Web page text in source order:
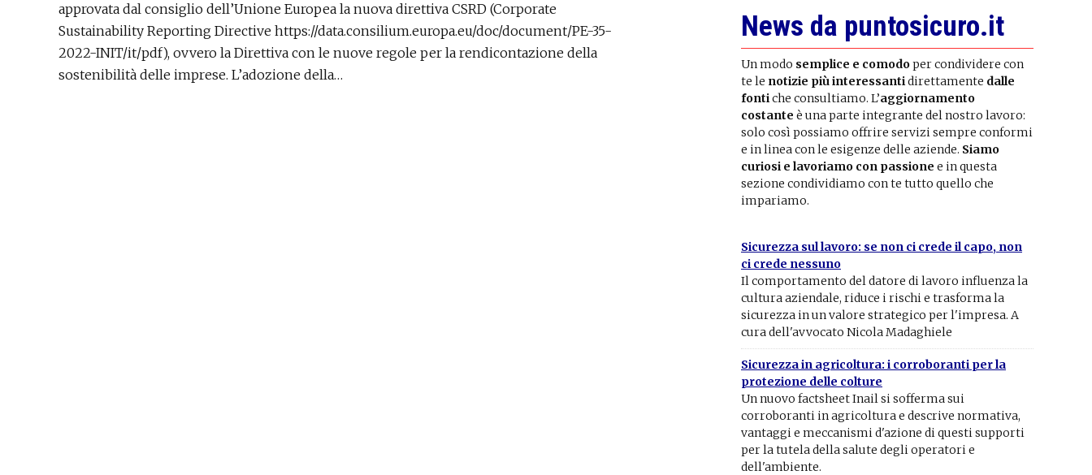
approvata dal consiglio dell’Unione Europea la nuova direttiva CSRD (Corporate
Sustainability Reporting Directive https://data.consilium.europa.eu/doc/document/PE-35-
2022-INIT/it/pdf), ovvero la Direttiva con le nuove regole per la rendicontazione della
sostenibilità delle imprese. L’adozione della…
News da puntosicuro.it
Un modo semplice e comodoper condividere con
te le notizie più interessantidirettamente dalle
fontiche consultiamo. L’aggiornamento
costante è una parte integrante del nostro lavoro:
solo così possiamo offrire servizi sempre conformi
e in linea con le esigenze delle aziende. Siamo
curiosi e lavoriamo con passione e in questa
sezione condividiamo con te tutto quello che
impariamo.
Sicurezza sul lavoro: se non ci crede il capo, non
ci crede nessuno
Il comportamento del datore di lavoro influenza la
cultura aziendale, riduce i rischi e trasforma la
sicurezza in un valore strategico per l'impresa. A
cura dell'avvocato Nicola Madaghiele
Sicurezza in agricoltura: i corroboranti per la
protezione delle colture
Un nuovo factsheet Inail si sofferma sui
corroboranti in agricoltura e descrive normativa,
vantaggi e meccanismi d'azione di questi supporti
per la tutela della salute degli operatori e
dell'ambiente.